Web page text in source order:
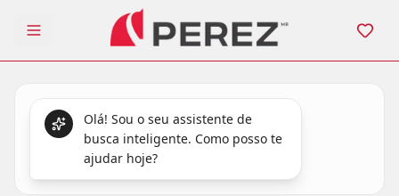
Abrir menu